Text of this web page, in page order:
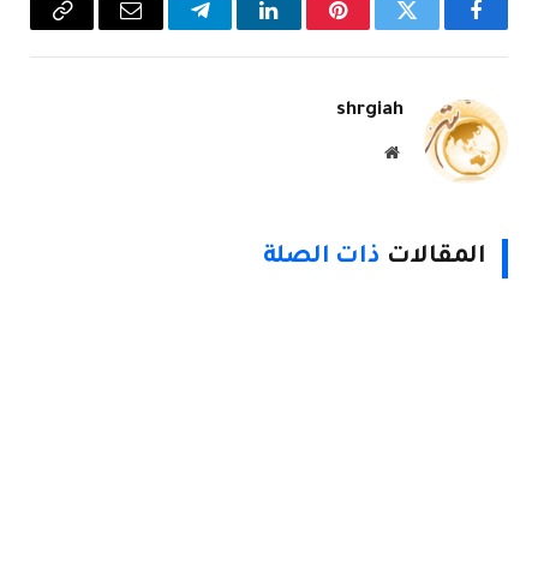
فيسبوكتويتر بينتيريستلينكدإن تيلقرام البريد
Copy
shrgiah
موقع
المقالات ذات الصلة